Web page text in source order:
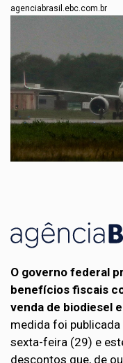
agenciabrasil.ebc.com.br
O governo federal
benefícios fiscais
venda de biodiesel
medida foi publicada
sexta-feira (29) e
descontos que, de